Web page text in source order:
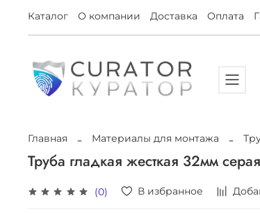
Каталог О компании Доставка Оплата
Главная Материалы для монтажа
Труба гладкая жесткая 32мм
(0) В избранное